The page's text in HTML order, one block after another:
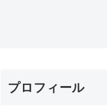
プロフィール